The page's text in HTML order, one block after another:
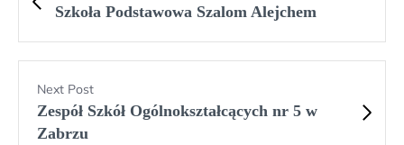
Szkoła Podstawowa Szalom Alejchem
Next Post
Zespół Szkół Ogólnokształcących nr 5 w
Zabrzu